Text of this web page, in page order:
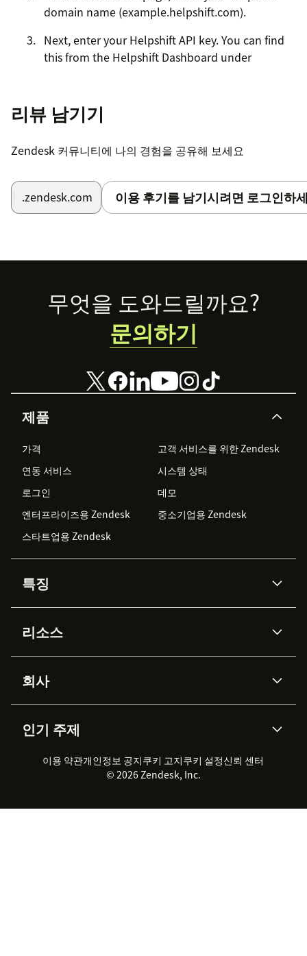
domain name (example.helpshift.com).
Next, enter your Helpshift API key. You can find
this from the Helpshift Dashboard under
You can limit who sees this app by checking
Once installation is complete, the Helpshift Chat
App will be added in the top bar in Zendesk.
리뷰 남기기
Zendesk 커뮤니티에 나의 경험을 공유해 보세요
.zendesk.com 이용 후기를 남기시려면 로그인하
Footer
제품
가격
고객 서비스를 위한 Zendesk
연동 서비스
시스템 상태
로그인
데모
엔터프라이즈용 Zendesk
중소기업용 Zendesk
스타트업용 Zendesk
특징
Zendesk AI
Advanced Data Privacy &
Protection
지식창고
워크포스 관리
실시간 채팅
클라이언트 포털
리소스
API & 개발자
AI 리서치
이벤트 & 웨비나
고객 사례
회사
채용 정보
지속 가능성 보고서
Zendesk Foundation
법적 정보
인기 주제
2026 CX 트렌드
제품 업데이트
고객 서비스 소프트웨어
헬프 데스크 통합 티켓 관리 소
무엇을 도와드릴까요?
문의하기
이용 약관개인정보 공지쿠키 고지쿠키 설정신뢰 센터
© 2026 Zendesk, Inc.